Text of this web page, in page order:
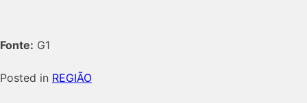
Fonte: G1
Posted in REGIÃO